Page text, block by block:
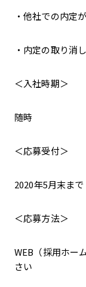
・他社での内定
・内定の取り消
＜入社時期＞
随時
＜応募受付＞
2020年5月末まで
＜応募方法＞
WEB（採用ホー
さい